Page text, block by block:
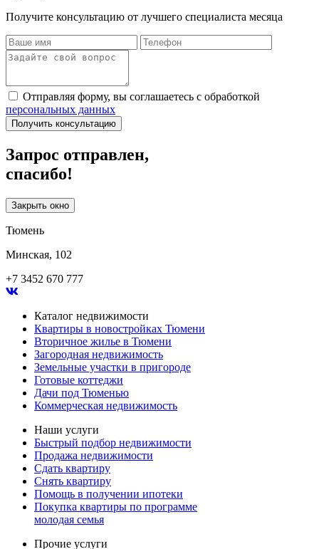
Получите консультацию от лучшего специалиста месяца
Отправляя форму, вы соглашаетесь с обработкой
персональных данных
Получить консультацию
Запрос отправлен,
спасибо!
Закрыть окно
Тюмень
Минская, 102
+7 3452 670 777
Каталог недвижимости
Квартиры в новостройках Тюмени
Вторичное жилье в Тюмени
Загородная недвижимость
Земельные участки в пригороде
Готовые коттеджи
Дачи под Тюменью
Коммерческая недвижимость
Наши услуги
Быстрый подбор недвижимости
Продажа недвижимости
Сдать квартиру
Снять квартиру
Помощь в получении ипотеки
Покупка квартиры по программе
молодая семья
Прочие услуги